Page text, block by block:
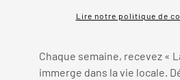
Lire notre politique de
Chaque semaine, recevez «
immerge dans la vie locale.